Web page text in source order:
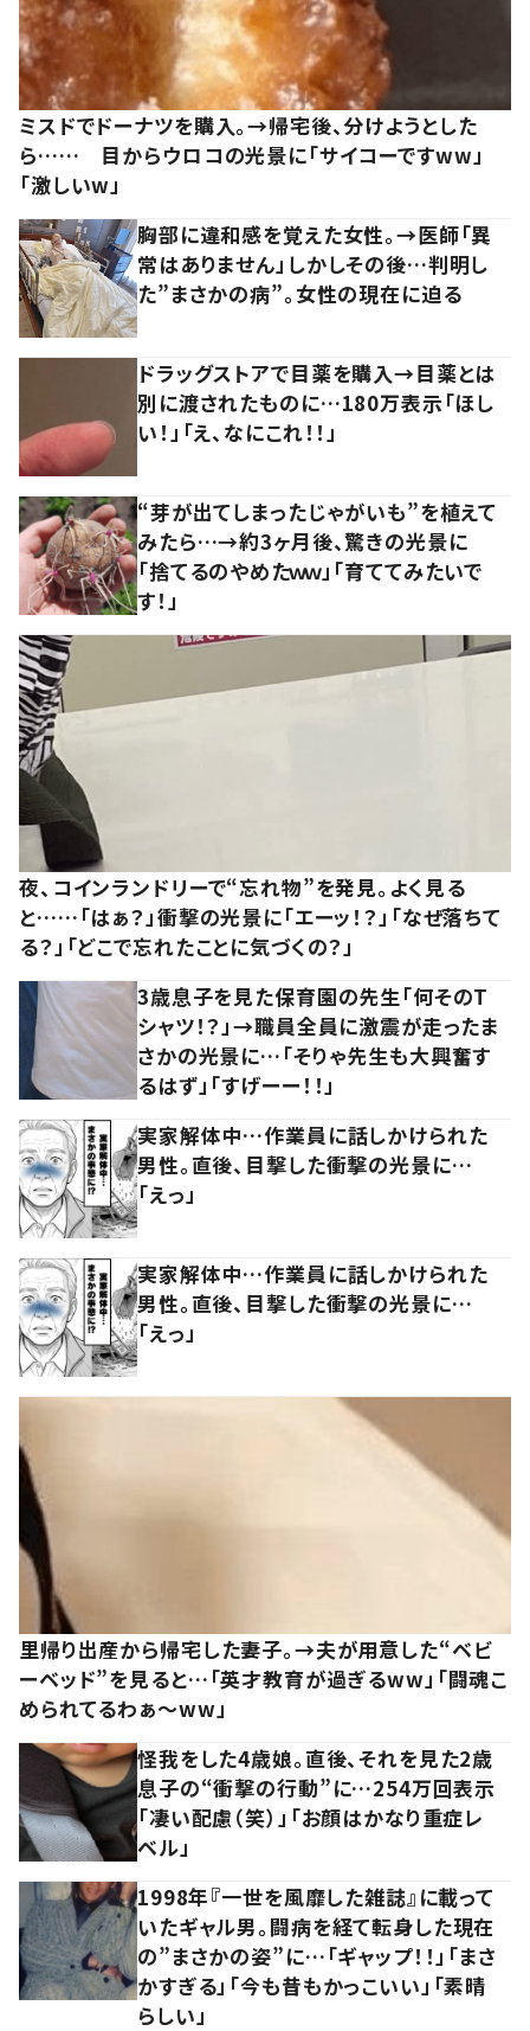
ミスドでドーナツを購入。→帰宅後、分けようとした
ら…… 目からウロコの光景に「サイコーですww」
「激しいw」
胸部に違和感を覚えた女性。→医師「異
常はありません」しかしその後…判明し
た”まさかの病”。女性の現在に迫る
ドラッグストアで目薬を購入→目薬とは
別に渡されたものに…180万表示「ほし
い！」「え、なにこれ！！」
“芽が出てしまったじゃがいも”を植えて
みたら…→約3ヶ月後、驚きの光景に
「捨てるのやめたｗｗ」「育ててみたいで
す！」
夜、コインランドリーで“忘れ物”を発見。よく見る
と……「はぁ？」衝撃の光景に「エーッ！？」「なぜ落ちて
る？」「どこで忘れたことに気づくの？」
3歳息子を見た保育園の先生「何そのT
シャツ！？」→職員全員に激震が走ったま
さかの光景に…「そりゃ先生も大興奮す
るはず」「すげーー！！」
実家解体中…作業員に話しかけられた
男性。直後、目撃した衝撃の光景に…
「えっ」
実家解体中…作業員に話しかけられた
男性。直後、目撃した衝撃の光景に…
「えっ」
里帰り出産から帰宅した妻子。→夫が用意した“ベビ
ーベッド”を見ると…「英才教育が過ぎるww」「闘魂こ
められてるわぁ～ww」
怪我をした4歳娘。直後、それを見た2歳
息子の“衝撃の行動”に…254万回表示
「凄い配慮（笑）」「お顔はかなり重症レ
ベル」
1998年『一世を風靡した雑誌』に載って
いたギャル男。闘病を経て転身した現在
の”まさかの姿”に…「ギャップ！！」「まさ
かすぎる」「今も昔もかっこいい」「素晴
らしい」